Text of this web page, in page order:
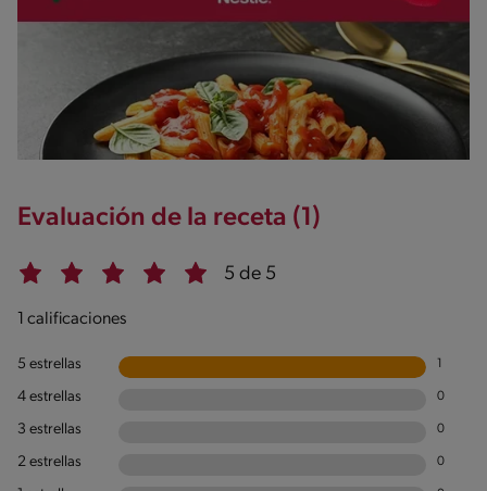
Evaluación de la receta (1)
5 de 5
1 calificaciones
5 estrellas
4 estrellas 0
3 estrellas 0
2 estrellas 0